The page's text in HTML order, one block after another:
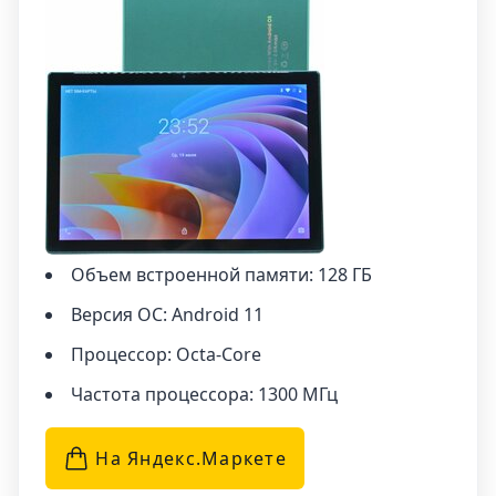
ударов и пыли, сохраняя ваш планшет в
Дополнительным преимуществом планшета
UMIIO X9 является наличие стилуса. С его
помощью вы можете писать, рисовать и
управлять планшетом более точно и удобно.
Это отличный инструмент для творческих и
профессиональных задач.
Объем встроенной памяти: 128 ГБ
Версия ОС: Android 11
Процессор: Octa-Core
Частота процессора: 1300 МГц
На Яндекс.Маркетe